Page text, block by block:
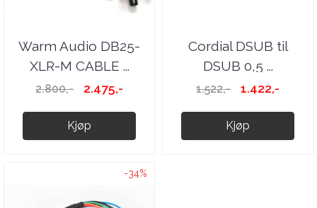
Warm Audio DB25-
XLR-M CABLE ...
2.800,- 2.475,-
Kjøp
Cordial DSUB til
DSUB 0,5 ...
1.522,- 1.422,-
Kjøp
-34%